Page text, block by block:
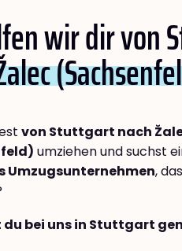
wir dir von
von Stuttgart nach
umziehen und suchst
Umzugsunternehmen,
du bei uns in Stuttgart